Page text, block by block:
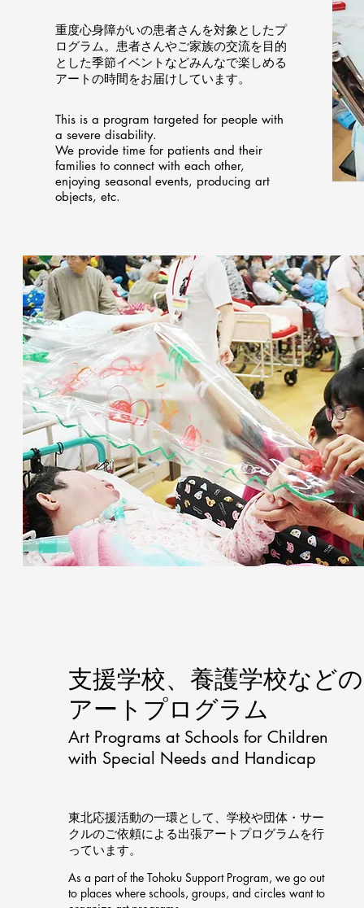
重度心身障がいの患者さんを対象としたプ
ログラム。患者さんやご家族の交流を目的
とした季節イベントなどみんなで楽しめる
アートの時間をお届けしています。
This is a program targeted for people with
a severe disability.
We provide time for patients and their
families to connect with each other,
enjoying seasonal events, producing art
objects, etc.
支援学校、養護学校などの
アートプログラム
Art Programs at Schools for Children
with Special Needs and Handicap
東北応援活動の一環として、学校や団体・サー
クルのご依頼による出張アートプログラムを行
っています。
As a part of the Tohoku Support Program, we go out
to places where schools, groups, and circles want to